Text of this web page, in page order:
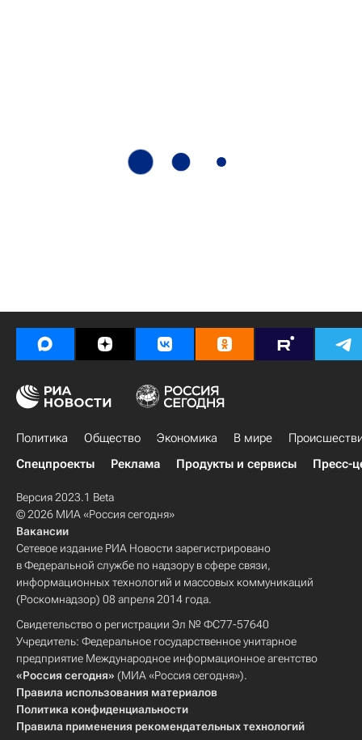
Политика Общество Экономика В мире
Спецпроекты
Реклама Продукты и сервисы Пресс-
Версия 2023.1 Beta
© 2026 МИА «Россия сегодня»
Вакансии
Сетевое издание РИА Новости зарегистрировано
в Федеральной службе по надзору в сфере связи,
информационных технологий и массовых коммуникаций
(Роскомнадзор) 08 апреля 2014 года.
Свидетельство о регистрации Эл № ФС77-57640
Учредитель: Федеральное государственное унитарное
предприятие Международное информационное агентство
«Россия сегодня» (МИА «Россия сегодня»).
Правила использования материалов
Политика конфиденциальности
Правила применения рекомендательных технологий